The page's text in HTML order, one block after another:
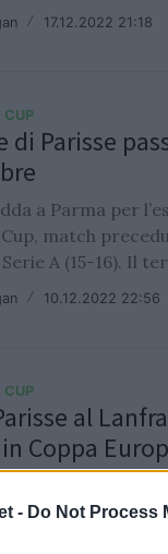
- Do Not Process
/ 17.12.2022 21:18
CUP
di Parisse
a Parma per
match
A (15-16). Il
/ 10.12.2022 22:56
CUP
al
Coppa
in Coppa